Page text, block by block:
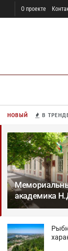
НОВЫЙ В
академика
О проекте